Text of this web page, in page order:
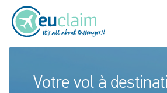
Vol annulé
Votre vol à